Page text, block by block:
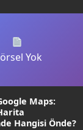
Yok
Maps:
Hangisi Önde?